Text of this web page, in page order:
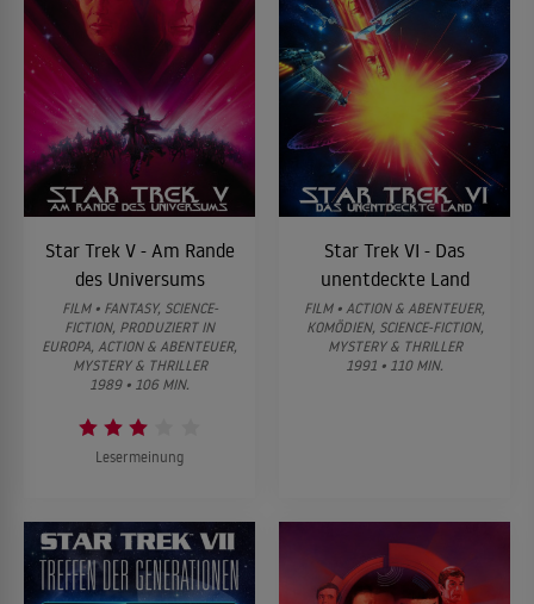
Star Trek V - Am Rande
des Universums
FILM • FANTASY, SCIENCE-
FICTION, PRODUZIERT IN
EUROPA, ACTION & ABENTEUER,
MYSTERY & THRILLER
1989 • 106 MIN.
Lesermeinung
Star Trek VI - Das
unentdeckte Land
FILM • ACTION & ABENTEUER,
KOMÖDIEN, SCIENCE-FICTION,
MYSTERY & THRILLER
1991 • 110 MIN.